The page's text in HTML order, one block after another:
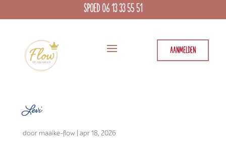
SPOED 06 13 33 55 51
AANMELDEN
Levi
door maaike-flow | apr 18, 2026